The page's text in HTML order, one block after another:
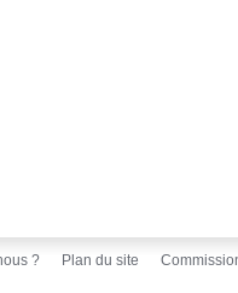
? Plan du site